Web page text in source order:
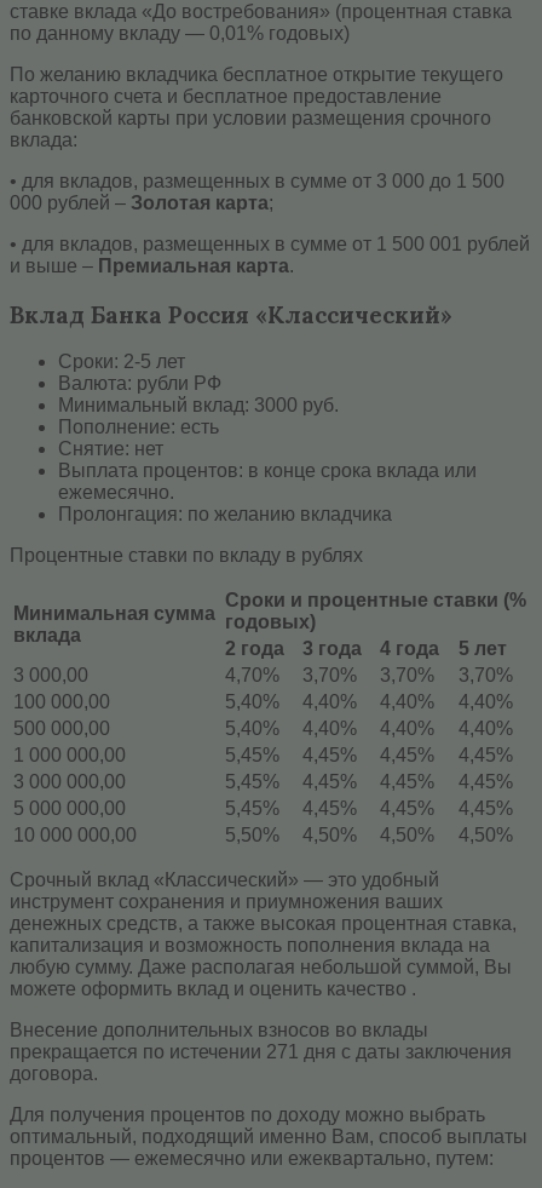
ставке вклада «До востребования» (процентная ставка
по данному вкладу — 0,01% годовых)
По желанию вкладчика бесплатное открытие текущего
карточного счета и бесплатное предоставление
банковской карты при условии размещения срочного
вклада:
• для вкладов, размещенных в сумме от 3 000 до 1 500
000 рублей – Золотая карта;
• для вкладов, размещенных в сумме от 1 500 001 рублей
и выше – Премиальная карта.
Вклад Банка Россия «Классический»
Сроки: 2-5 лет
Валюта: рубли РФ
Минимальный вклад: 3000 руб.
Пополнение: есть
Снятие: нет
Выплата процентов: в конце срока вклада или
ежемесячно.
Пролонгация: по желанию вкладчика
Процентные ставки по вкладу в рублях
Минимальная сумма
вклада
Сроки и процентные ставки (%
годовых)
2 года
3 года 4 года
5 лет
3 000,00
4,70% 3,70% 3,70%
3,70%
100 000,00
5,40% 4,40% 4,40%
4,40%
500 000,00
5,40% 4,40% 4,40%
4,40%
1 000 000,00
5,45% 4,45% 4,45%
4,45%
3 000 000,00
5,45% 4,45% 4,45%
4,45%
5 000 000,00
5,45% 4,45% 4,45%
4,45%
10 000 000,00
5,50% 4,50% 4,50% 4,50%
Срочный вклад «Классический» — это удобный
инструмент сохранения и приумножения ваших
денежных средств, а также высокая процентная ставка,
капитализация и возможность пополнения вклада на
любую сумму. Даже располагая небольшой суммой, Вы
можете оформить вклад и оценить качество .
Внесение дополнительных взносов во вклады
прекращается по истечении 271 дня с даты заключения
договора.
Для получения процентов по доходу можно выбрать
оптимальный, подходящий именно Вам, способ выплаты
процентов — ежемесячно или ежеквартально, путем: